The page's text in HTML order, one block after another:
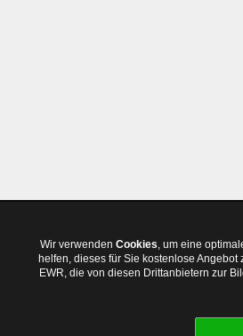
Wir verwenden Cookies, um eine
helfen, dieses für Sie kostenlose
EWR, die von diesen Drittanbietern zur